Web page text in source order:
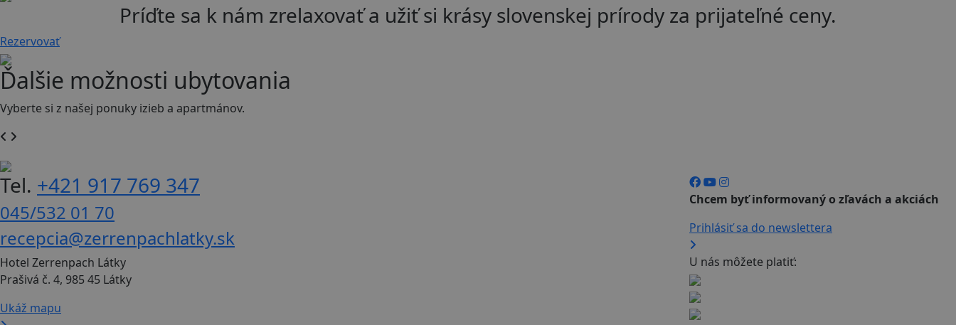
Príďte sa k nám zrelaxovať a užiť si krásy slovenskej prírody za prijateľné ceny.
Rezervovať
Ďalšie možnosti ubytovania
Vyberte si z našej ponuky izieb a apartmánov.
Tel. +421 917 769 347
045/532 01 70
recepcia@zerrenpachlatky.sk
Hotel Zerrenpach Látky
Prašivá č. 4, 985 45 Látky
Ukáž mapu
Chcem byť informovaný o zľavách a akciách
Prihlásiť sa do newslettera
U nás môžete platiť: